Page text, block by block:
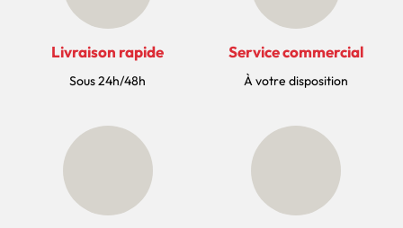
Livraison rapide
Sous 24h/48h
Service commercial
À votre disposition